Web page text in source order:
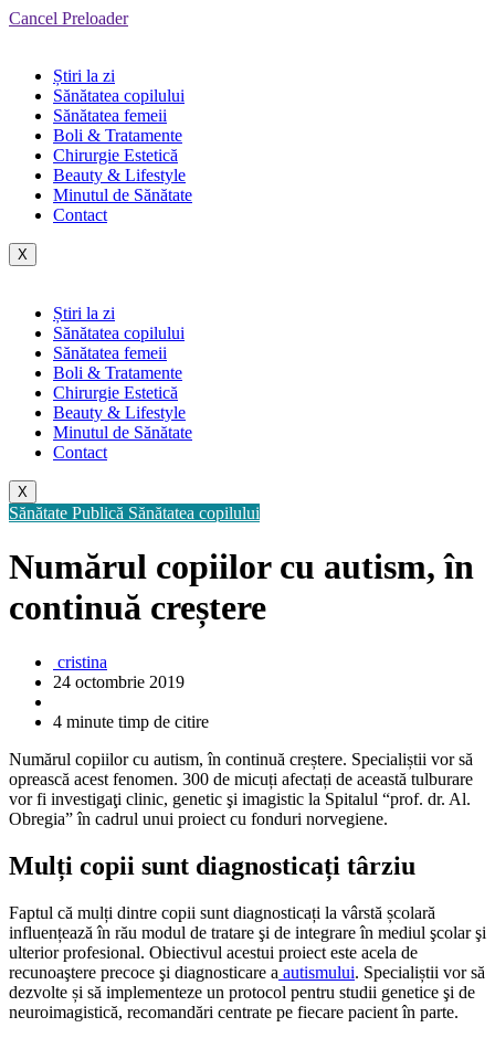
Cancel Preloader
Știri la zi
Sănătatea copilului
Sănătatea femeii
Boli & Tratamente
Chirurgie Estetică
Beauty & Lifestyle
Minutul de Sănătate
Contact
X
Știri la zi
Sănătatea copilului
Sănătatea femeii
Boli & Tratamente
Chirurgie Estetică
Beauty & Lifestyle
Minutul de Sănătate
Contact
X
Sănătate Publică Sănătatea copilului
Numărul copiilor cu autism, în
continuă creștere
cristina
24 octombrie 2019
4 minute timp de citire
Numărul copiilor cu autism, în continuă creștere. Specialiștii vor să
oprească acest fenomen. 300 de micuți afectați de această tulburare
vor fi investigaţi clinic, genetic şi imagistic la Spitalul “prof. dr. Al.
Obregia” în cadrul unui proiect cu fonduri norvegiene.
Mulți copii sunt diagnosticați târziu
Faptul că mulți dintre copii sunt diagnosticați la vârstă școlară
influențează în rău modul de tratare şi de integrare în mediul şcolar şi
ulterior profesional. Obiectivul acestui proiect este acela de
recunoaştere precoce şi diagnosticare a autismului. Specialiștii vor să
dezvolte și să implementeze un protocol pentru studii genetice şi de
neuroimagistică, recomandări centrate pe fiecare pacient în parte.